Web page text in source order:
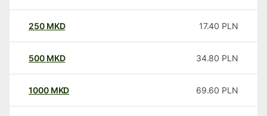
250 MKD 17.40 PLN
500 MKD 34.80 PLN
1000 MKD 69.60 PLN